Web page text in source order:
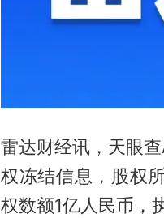
雷达财经讯，天眼
权冻结信息，股权
权数额1亿人民币，